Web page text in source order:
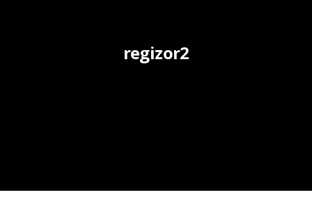
regizor2